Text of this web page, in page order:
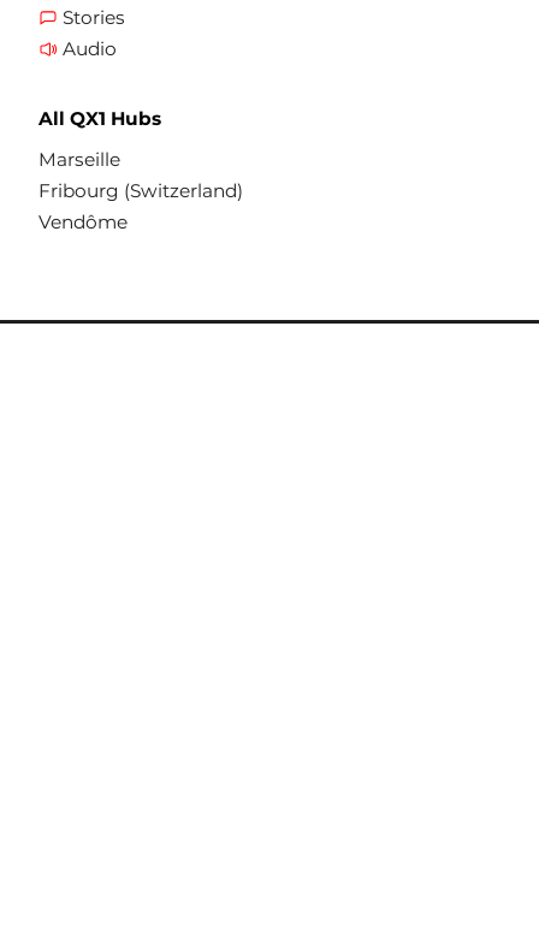
Stories
Audio
All QX1 Hubs
Marseille
Fribourg (Switzerland)
Vendôme